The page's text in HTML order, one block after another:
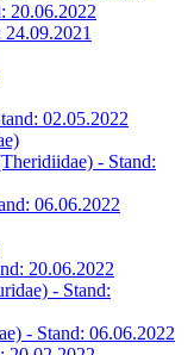
20.06.2022
02.05.2022
- Stand:
06.06.2022
20.06.2022
- Stand:
- Stand: 06.06.2022